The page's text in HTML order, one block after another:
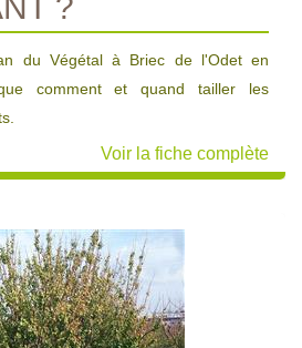
du Végétal à Briec de l'Odet en
comment et quand tailler les
Voir la fiche complète